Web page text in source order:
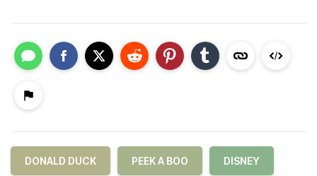
DONALD DUCK PEEK A BOO DISNEY